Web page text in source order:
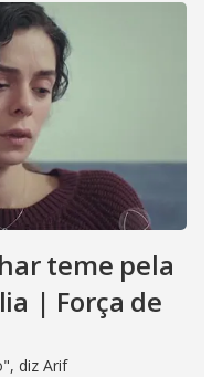
teme pela
| Força de
diz Arif